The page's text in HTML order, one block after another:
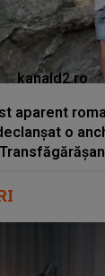
kanald2.ro
aparent
o
Transfăgărășan